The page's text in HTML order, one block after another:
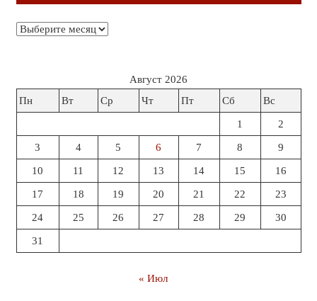
Архивы
Август 2026
Пн
Вт Ср Чт Пт Сб Вс
1 2
3 4 5 6 7 8 9
10 11 12 13 14 15 16
17 18 19 20 21 22 23
24 25 26 27 28 29 30
31
« Июл